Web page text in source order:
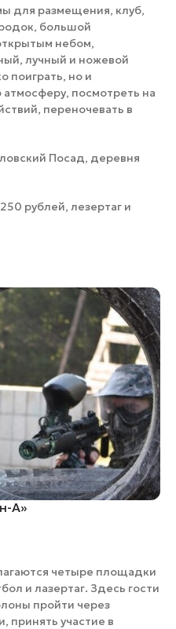
для размещения, клуб,
большой
небом,
лучный и ножевой
поиграть, но и
атмосферу, посмотреть на
переночевать в
Посад, деревня
рублей, лезертаг и
А»
четыре площадки
и лазертаг. Здесь гости
пройти через
принять участие в